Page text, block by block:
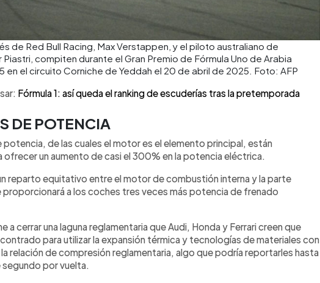
de Red Bull Racing, Max Verstappen, y el piloto australiano de
Piastri, compiten durante el Gran Premio de Fórmula Uno de Arabia
en el circuito Corniche de Yeddah el 20 de abril de 2025. Foto: AFP
Fórmula 1: así queda el ranking de escuderías tras la pretemporada
DE POTENCIA
potencia, de las cuales el motor es el elemento principal, están
ofrecer un aumento de casi el 300% en la potencia eléctrica.
reparto equitativo entre el motor de combustión interna y la parte
a los coches tres veces más potencia de frenado
a cerrar una laguna reglamentaria que Audi, Honda y Ferrari creen que
para utilizar la expansión térmica y tecnologías de materiales con
relación de compresión reglamentaria, algo que podría reportarles hasta
por vuelta.